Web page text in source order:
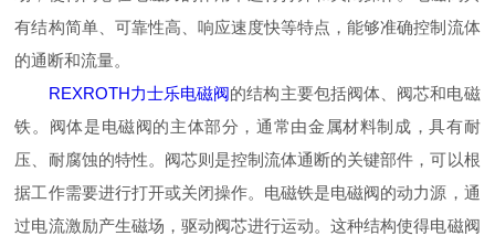
有结构简单、可靠性高、响应速度快等特点，能够准确控制流体
的通断和流量。
REXROTH力士乐电磁阀的结构主要包括阀体、阀芯和电磁
铁。阀体是电磁阀的主体部分，通常由金属材料制成，具有耐
压、耐腐蚀的特性。阀芯则是控制流体通断的关键部件，可以根
据工作需要进行打开或关闭操作。电磁铁是电磁阀的动力源，通
过电流激励产生磁场，驱动阀芯进行运动。这种结构使得电磁阀